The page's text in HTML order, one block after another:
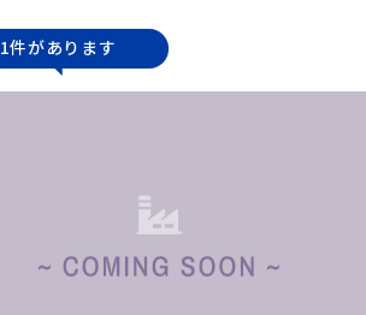
1件があります